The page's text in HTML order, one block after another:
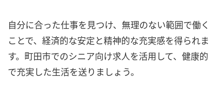
自分に合った仕事を見つけ、無理のない範囲で働く
ことで、経済的な安定と精神的な充実感を得られま
す。町田市でのシニア向け求人を活用して、健康的
で充実した生活を送りましょう。